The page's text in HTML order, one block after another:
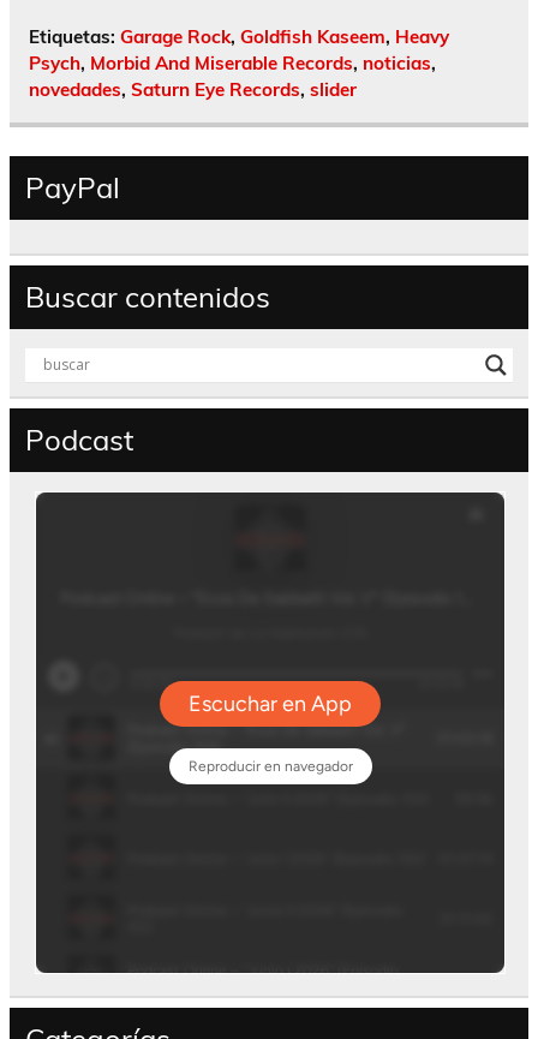
Etiquetas: Garage Rock, Goldfish Kaseem, Heavy
Psych, Morbid And Miserable Records, noticias,
novedades, Saturn Eye Records, slider
PayPal
Buscar contenidos
Podcast